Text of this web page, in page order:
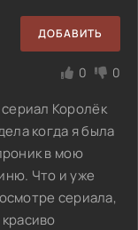
ДОБАВИТЬ
0 0
Королёк
когда я была
в мою
Что и уже
сериала,